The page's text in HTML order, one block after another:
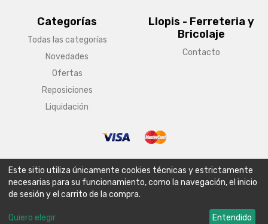
Categorías
Todas las categorías
Novedades
Ofertas
Reposiciones
Liquidación
Llopis - Ferreteria y
Bricolaje
Contacto
Aviso legal Condiciones generales de venta
Política de envío
Política de privacidad
Política de cookies
Este sitio utiliza únicamente cookies técnicas y estrictamente
necesarias para su funcionamiento, como la navegación, el inicio
de sesión y el carrito de la compra.
Quiero elegir Entendido